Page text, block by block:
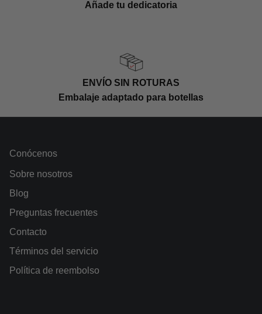
Añade tu dedicatoria
ENVÍO SIN ROTURAS
Embalaje adaptado para botellas
Conócenos
Sobre nosotros
Blog
Preguntas frecuentes
Contacto
Términos del servicio
Política de reembolso